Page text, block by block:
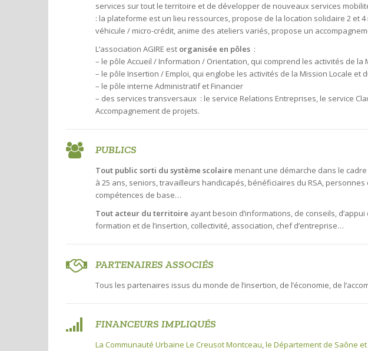
services sur tout le territoire et de développer de nouveaux services
: la plateforme est un lieu ressources, propose de la location solidaire 2 et
véhicule / micro-crédit, anime des ateliers variés, propose un
L’association AGIRE est organisée en pôles :
– le pôle Accueil / Information / Orientation, qui comprend les activités de la
– le pôle Insertion / Emploi, qui englobe les activités de la Mission Locale et
– le pôle interne Administratif et Financier
– des services transversaux : le service Relations Entreprises, le service
Accompagnement de projets.
PUBLICS
Tout public sorti du système scolaire menant une démarche dans le
à 25 ans, seniors, travailleurs handicapés, bénéficiaires du RSA,
compétences de base…
Tout acteur du territoire ayant besoin d’informations, de conseils,
formation et de l’insertion, collectivité, association, chef d’entreprise…
PARTENAIRES ASSOCIÉS
Tous les partenaires issus du monde de l’insertion, de l’économie, de
FINANCEURS IMPLIQUÉS
La Communauté Urbaine Le Creusot Montceau,le Département de Saône et